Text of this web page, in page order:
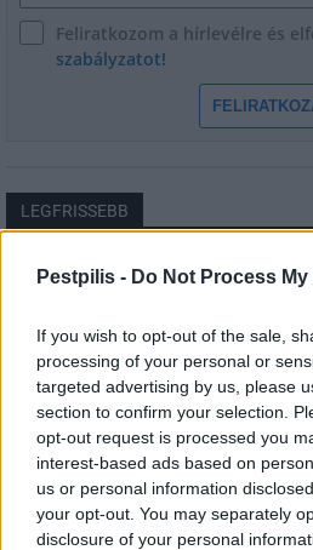
Pestpilis - Do Not Process
If you wish to opt-out of the sale,
processing of your personal or
targeted advertising by us, please
section to confirm your selection.
opt-out request is processed you
interest-based ads based on
us or personal information
your opt-out. You may separately
disclosure of your personal
Feliratkozom a hírlevélre és
szabályzatot!
LEGFRISSEBB
Országos
Megérkezett
Helyi
Amire
másodfokúra